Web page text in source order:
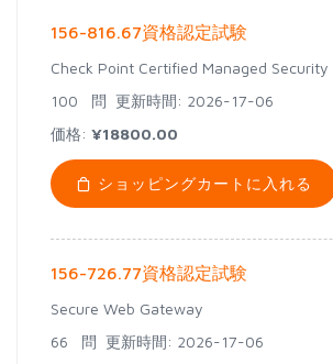
156-816.67資格認定試験
Check Point Certified Managed Security
100 問 更新時間: 2026-17-06
価格: ¥18800.00
ショッピングカートに入れる
156-726.77資格認定試験
Secure Web Gateway
66 問 更新時間: 2026-17-06